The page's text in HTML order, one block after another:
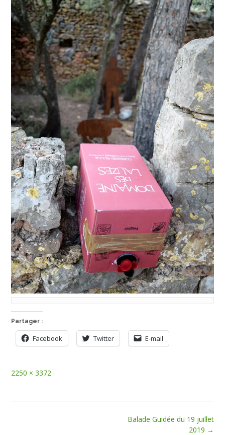
Partager :
Facebook Twitter E-mail
Full
2250 × 3372
Balade Guidée du 19 juillet
2019 →